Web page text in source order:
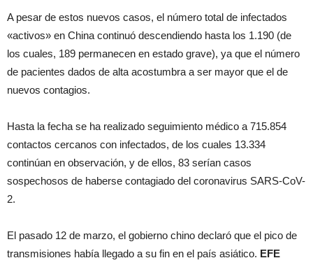
A pesar de estos nuevos casos, el número total de infectados
«activos» en China continuó descendiendo hasta los 1.190 (de
los cuales, 189 permanecen en estado grave), ya que el número
de pacientes dados de alta acostumbra a ser mayor que el de
nuevos contagios.
Hasta la fecha se ha realizado seguimiento médico a 715.854
contactos cercanos con infectados, de los cuales 13.334
continúan en observación, y de ellos, 83 serían casos
sospechosos de haberse contagiado del coronavirus SARS-CoV-
2.
El pasado 12 de marzo, el gobierno chino declaró que el pico de
transmisiones había llegado a su fin en el país asiático. EFE